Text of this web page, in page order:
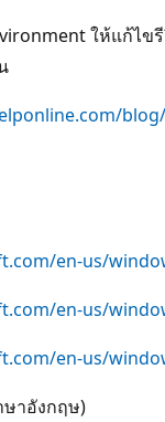
ให้แก้ไ
en-us/
en-us/
en-us/
าอังกฤษ)